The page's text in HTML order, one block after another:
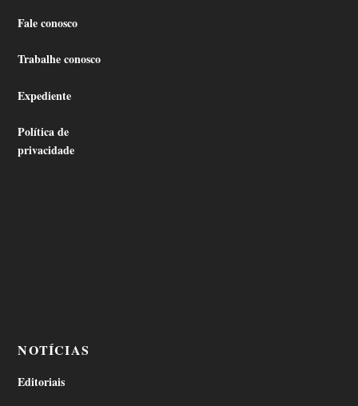
Fale conosco
Trabalhe conosco
Expediente
Política de
privacidade
NOTÍCIAS
Editoriais